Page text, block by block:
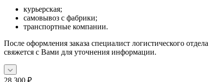
курьерская;
самовывоз с фабрики;
транспортные компании.
После оформления заказа специалист логистического отдела
свяжется с Вами для уточнения информации.
28 300 ₽